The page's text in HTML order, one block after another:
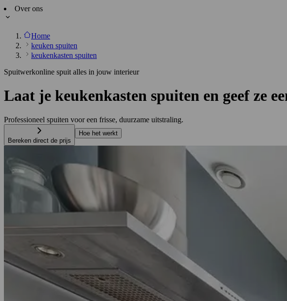
Over ons
Home
keuken spuiten
keukenkasten spuiten
Spuitwerkonline spuit alles in jouw interieur
Laat je keukenkasten spuiten en geef ze
Professioneel spuiten voor een frisse, duurzame uitstraling.
Bereken direct de prijs
Hoe het werkt